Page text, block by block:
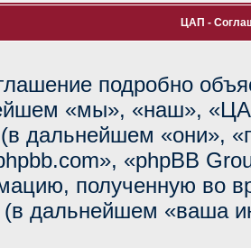
ЦАП -
подробно
«мы», «наш»,
дальнейшем «они»,
«phpBB
полученную во
(в дальнейшем «ваша